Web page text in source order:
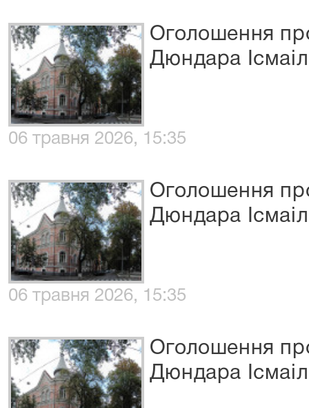
Оголошення
Дюндара
06 травня 2026, 15:35
Оголошення
Дюндара
06 травня 2026, 15:35
Оголошення
Дюндара